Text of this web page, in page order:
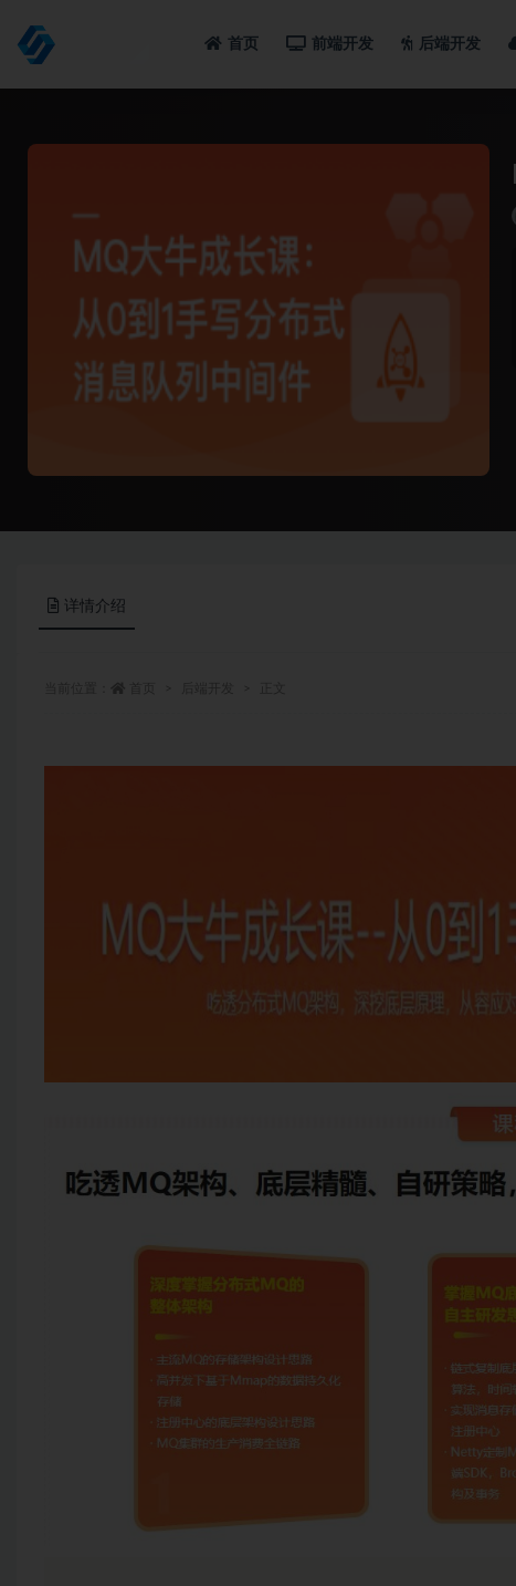
首页 前端开发 后端开发
详情介绍